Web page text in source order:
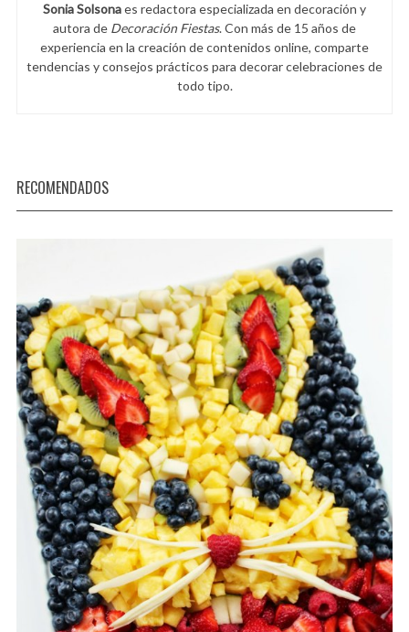
Sonia Solsonaes redactora especializada en decoración y
autora de Decoración Fiestas. Con más de 15 años de
experiencia en la creación de contenidos online, comparte
tendencias y consejos prácticos para decorar celebraciones de
todo tipo.
RECOMENDADOS